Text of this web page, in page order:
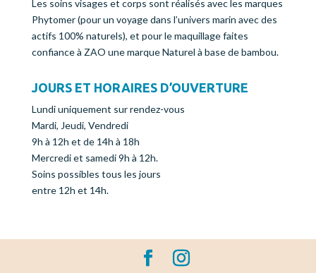
Les soins visages et corps sont réalisés avec les marques
Phytomer (pour un voyage dans l’univers marin avec des
actifs 100% naturels), et pour le maquillage faites
confiance à ZAO une marque Naturel à base de bambou.
JOURS ET HORAIRES D’OUVERTURE
Lundi uniquement sur rendez-vous
Mardi, Jeudi, Vendredi
9h à 12h et de 14h à 18h
Mercredi et samedi 9h à 12h.
Soins possibles tous les jours
entre 12h et 14h.